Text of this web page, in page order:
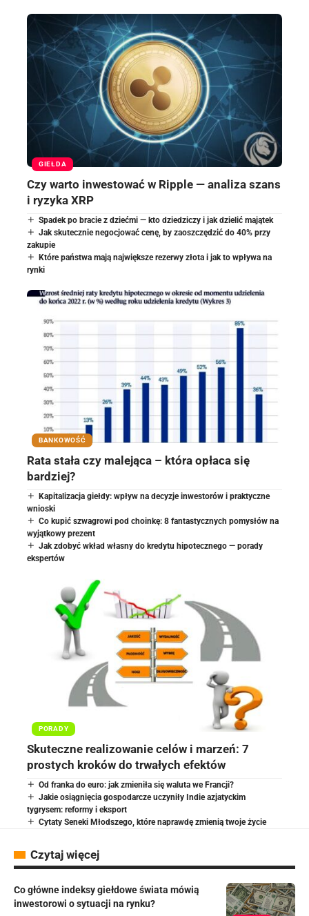
GIEŁDA
Czy warto inwestować w Ripple — analiza szans
i ryzyka XRP
Spadek po bracie z dziećmi — kto dziedziczy i jak dzielić majątek
Jak skutecznie negocjować cenę, by zaoszczędzić do 40% przy
zakupie
Które państwa mają największe rezerwy złota i jak to wpływa na
rynki
BANKOWOŚĆ
Rata stała czy malejąca – która opłaca się
bardziej?
Kapitalizacja giełdy: wpływ na decyzje inwestorów i praktyczne
wnioski
Co kupić szwagrowi pod choinkę: 8 fantastycznych pomysłów na
wyjątkowy prezent
Jak zdobyć wkład własny do kredytu hipotecznego — porady
ekspertów
PORADY
Skuteczne realizowanie celów i marzeń: 7
prostych kroków do trwałych efektów
Od franka do euro: jak zmieniła się waluta we Francji?
Jakie osiągnięcia gospodarcze uczyniły Indie azjatyckim
tygrysem: reformy i eksport
Cytaty Seneki Młodszego, które naprawdę zmienią twoje życie
Czytaj więcej
Co główne indeksy giełdowe świata mówią
inwestorowi o sytuacji na rynku?